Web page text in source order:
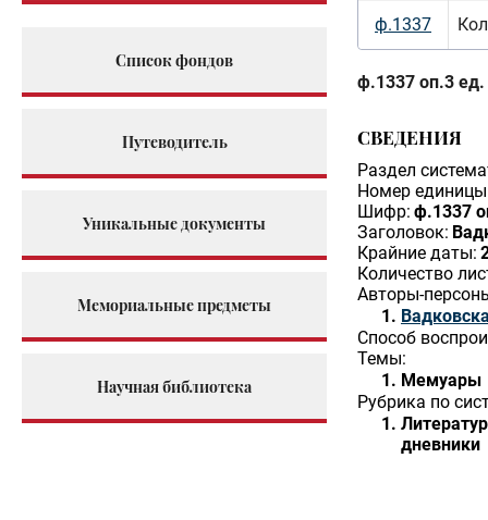
Список фондов
Путеводитель
Уникальные документы
Мемориальные предметы
Научная библиотека
ф.1337
ф.1337 оп.3 ед.
СВЕДЕНИЯ
Раздел
Номер единицы
Шифр: ф.1337
Заголовок:
Крайние даты:
Количество
Авторы-
Способ
Темы:
Мемуары
Рубрика по
дневники